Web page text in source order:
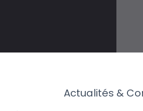
Actualités &